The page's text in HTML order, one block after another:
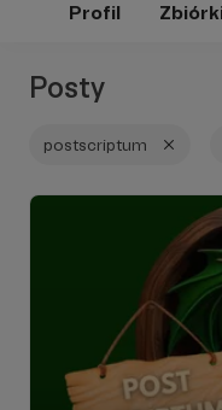
Profil
Posty
postscriptum